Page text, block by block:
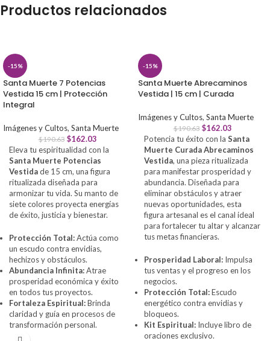
Productos relacionados
-15%
Santa Muerte 7 Potencias
Vestida 15 cm | Protección
Integral
Imágenes y Cultos, Santa Muerte
$190.63 $162.03
Eleva tu espiritualidad con la
Santa Muerte Potencias
Vestidade 15 cm, una figura
ritualizada diseñada para
armonizar tu vida. Su manto de
siete colores proyecta energías
de éxito, justicia y bienestar.
Protección Total:Actúa como
un escudo contra envidias,
hechizos y obstáculos.
Abundancia Infinita:Atrae
prosperidad económica y éxito
en todos tus proyectos.
Fortaleza Espiritual:Brinda
claridad y guía en procesos de
transformación personal.
-15%
Santa Muerte Abrecaminos
Vestida | 15 cm | Curada
Imágenes y Cultos, Santa Muerte
$190.63 $162.03
Potencia tu éxito con la Santa
Muerte Curada Abrecaminos
Vestida, una pieza ritualizada
para manifestar prosperidad y
abundancia. Diseñada para
eliminar obstáculos y atraer
nuevas oportunidades, esta
figura artesanal es el canal ideal
para fortalecer tu altar y alcanzar
tus metas financieras.
Prosperidad Laboral: Impulsa
tus ventas y el progreso en los
negocios.
Protección Total:Escudo
energético contra envidias y
bloqueos.
Kit Espiritual: Incluye libro de
oraciones exclusivo.